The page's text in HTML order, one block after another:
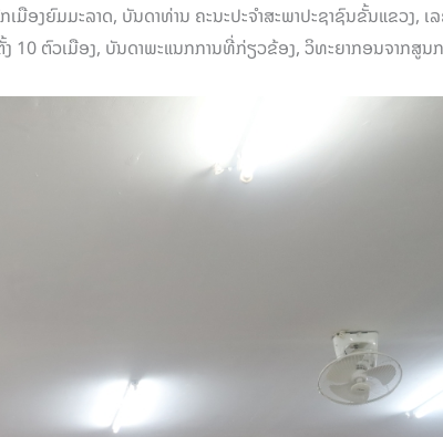
ງຍົມມະລາດ, ບັນດາທ່ານ ຄະນະປະຈໍາສະພາປະຊາຊົນຂັ້ນແຂວງ, ເ
10 ຕົວເມືອງ, ບັນດາພະແນກການທີ່ກ່ຽວຂ້ອງ, ວິທະຍາກອນຈາກສູນກ